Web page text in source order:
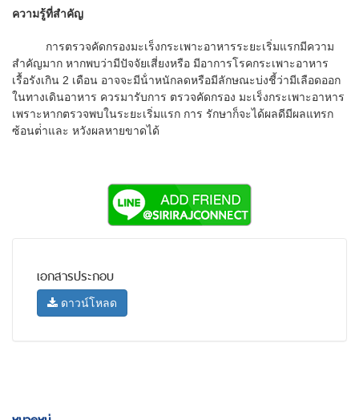
ความรู้ที่สําคัญ
การตรวจคัดกรองมะเร็งกระเพาะอาหารระยะเริ่มแรกมีความ
สําคัญมาก หากพบว่ามีปัจจัยเสี่ยงหรือ มีอาการโรคกระเพาะอาหาร
เรื้อรังเกิน 2 เดือน อาจจะมีน้ําหนักลดหรือมีลักษณะบ่งชี้ว่ามีเลือดออก
ในทางเดินอาหาร ควรมารับการ ตรวจคัดกรอง มะเร็งกระเพาะอาหาร
เพราะหากตรวจพบในระยะเริ่มแรก การ รักษาก็จะได้ผลดีมีผลแทรก
ซ้อนต่ําและ หวังผลหายขาดได้
เอกสารประกอบ
ดาวน์โหลด